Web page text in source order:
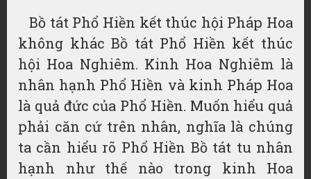
Bồ tát Phổ Hiền kết thúc hội Pháp Hoa
không khác Bồ tát Phổ Hiền kết thúc
hội Hoa Nghiêm. Kinh Hoa Nghiêm là
nhân hạnh Phổ Hiền và kinh Pháp Hoa
là quả đức của Phổ Hiền. Muốn hiểu quả
phải căn cứ trên nhân, nghĩa là chúng
ta cần hiểu rõ Phổ Hiền Bồ tát tu nhân
hạnh như thế nào trong kinh Hoa